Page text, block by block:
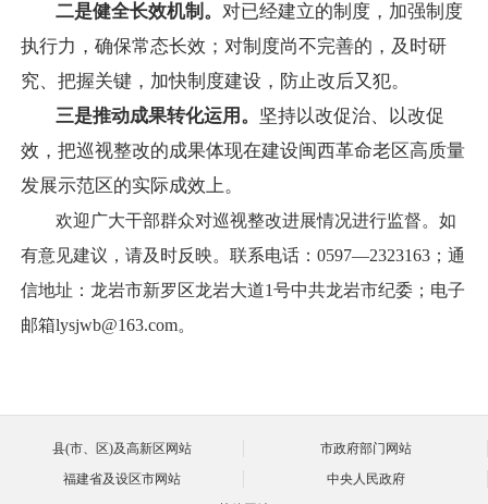
二是健全长效机制。 对已经建立的制度，加强制度
执行力，确保常态长效；对制度尚不完善的，及时研
究、把握关键，加快制度建设，防止改后又犯。
三是推动成果转化运用。 坚持以改促治、以改促
效，把巡视整改的成果体现在建设闽西革命老区高质量
发展示范区的实际成效上。
欢迎广大干部群众对巡视整改进展情况进行监督。如
有意见建议，请及时反映。联系电话：0597—2323163；通
信地址：龙岩市新罗区龙岩大道1号中共龙岩市纪委；电子
邮箱lysjwb@163.com。
县(市、区)及高新区网站
市政府部门网站
福建省及设区市网站
中央人民政府